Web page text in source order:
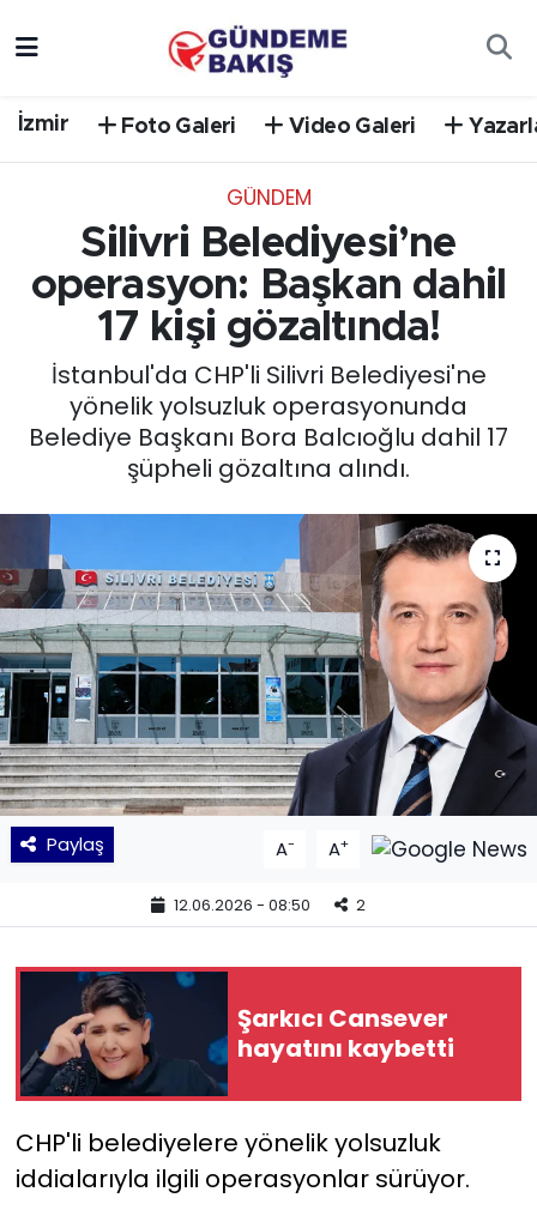
İzmir Foto Galeri Video Galeri
GÜNDEM
Silivri Belediyesi’ne
operasyon: Başkan dahil
17 kişi gözaltında!
İstanbul'da CHP'li Silivri Belediyesi'ne
yönelik yolsuzluk operasyonunda
Belediye Başkanı Bora Balcıoğlu dahil 17
şüpheli gözaltına alındı.
Paylaş A- A+
12.06.2026 - 08:50 2
Şarkıcı Cansever
hayatını kaybetti
CHP'li belediyelere yönelik yolsuzluk
iddialarıyla ilgili operasyonlar sürüyor.
EGE
EĞİTİM
EKONOMİ
English News
GÜNCEL
KÜLTÜR SANAT
MAGAZİN
POLİTİKA
SAĞLIK
Siyaset
Yaşam
YEREL POLİTİKA
YEREL YÖNETİMLER
Yurt
Süper Lig Puan Durumu ve Fikstür
Tüm Manşetler
Son Dakika Haberleri
Haber Arşivi